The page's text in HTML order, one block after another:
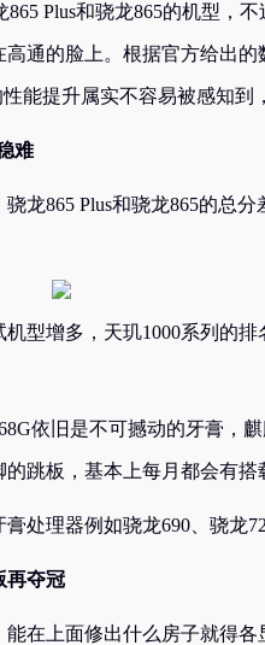
865 Plus和骁龙865的机型，
通的脸上。根据官方给出的
能提升属实不容易被感知到
难
龙865 Plus和骁龙865的总
型增多，天玑1000系列的
依旧是不可撼动的牙膏，
跳板，基本上每月都会有搭
处理器例如骁龙690、骁龙
再夺冠
在上面修出什么房子就得